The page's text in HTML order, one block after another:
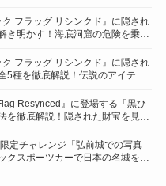
フラッグ リシンクド』に隠され
き明かす！海底洞窟の危険を乗り
フラッグ リシンクド』に隠され
5種を徹底解説！伝説のアイテム
Resynced』に登場する「黒ひ
を徹底解説！隠された財宝を見つ
定チャレンジ「弘前城での写真
クスポーツカーで日本の名城を駆